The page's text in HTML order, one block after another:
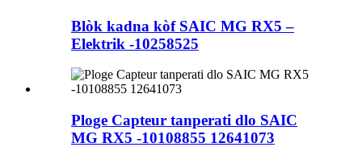
Blòk kadna kòf SAIC MG RX5 –
Elektrik -10258525
Ploge Capteur tanperati dlo SAIC
MG RX5 -10108855 12641073